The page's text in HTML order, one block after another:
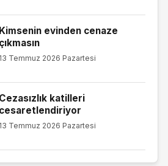
Kimsenin evinden cenaze
çıkmasın
13 Temmuz 2026 Pazartesi
Cezasızlık katilleri
cesaretlendiriyor
13 Temmuz 2026 Pazartesi